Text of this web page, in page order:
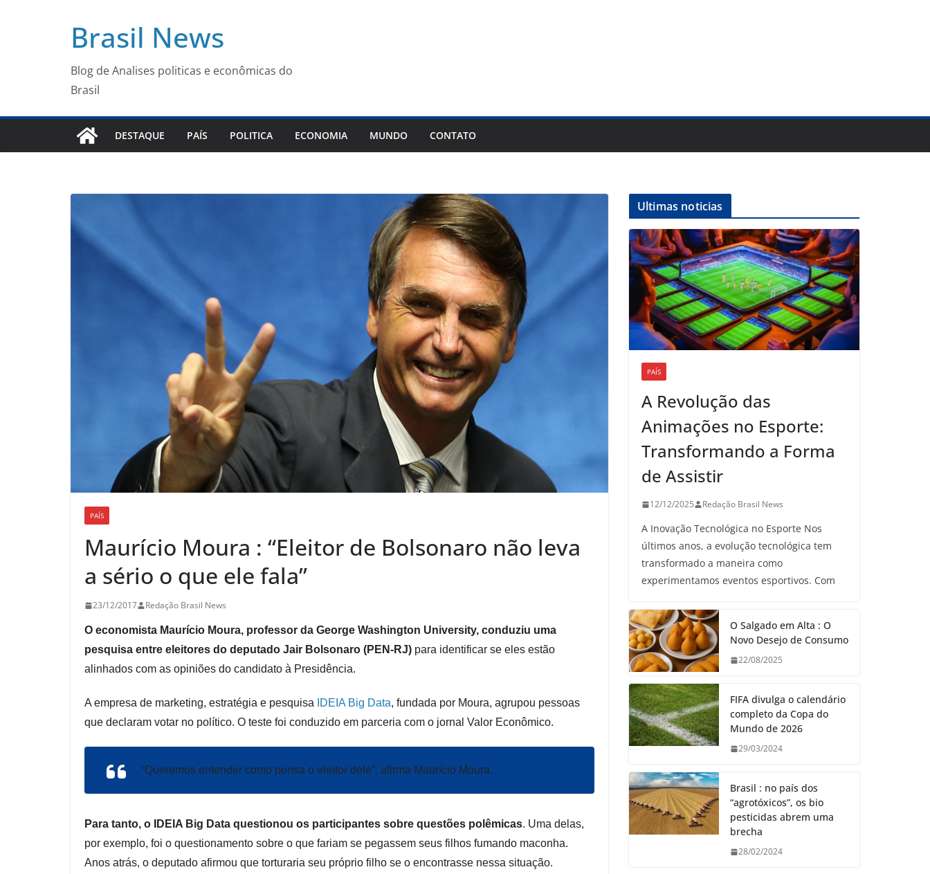
Brasil News
Blog de Analises politicas e econômicas do
Brasil
DESTAQUE PAÍS POLITICA ECONOMIA MUNDO CONTATO
PAÍS
Maurício Moura : “Eleitor de Bolsonaro não leva
a sério o que ele fala”
23/12/2017 Redação Brasil News
O economista Maurício Moura, professor da George Washington University, conduziu uma
pesquisa entre eleitores do deputado Jair Bolsonaro (PEN-RJ) para identificar se eles estão
alinhados com as opiniões do candidato à Presidência.
A empresa de marketing, estratégia e pesquisa IDEIA Big Data, fundada por Moura, agrupou pessoas
que declaram votar no político. O teste foi conduzido em parceria com o jornal Valor Econômico.
“Queremos entender como pensa o eleitor dele”, afirma Maurício Moura.
Para tanto, o IDEIA Big Data questionou os participantes sobre questões polêmicas. Uma delas,
por exemplo, foi o questionamento sobre o que fariam se pegassem seus filhos fumando maconha.
Anos atrás, o deputado afirmou que torturaria seu próprio filho se o encontrasse nessa situação.
Ultimas noticias
PAÍS
A Revolução das
Animações no Esporte:
Transformando a Forma
de Assistir
12/12/2025 Redação Brasil News
A Inovação Tecnológica no Esporte Nos
últimos anos, a evolução tecnológica tem
transformado a maneira como
experimentamos eventos esportivos. Com
O Salgado em Alta : O
Novo Desejo de Consumo
22/08/2025
FIFA divulga o calendário
completo da Copa do
Mundo de 2026
29/03/2024
Brasil : no país dos
“agrotóxicos”, os bio
pesticidas abrem uma
brecha
28/02/2024